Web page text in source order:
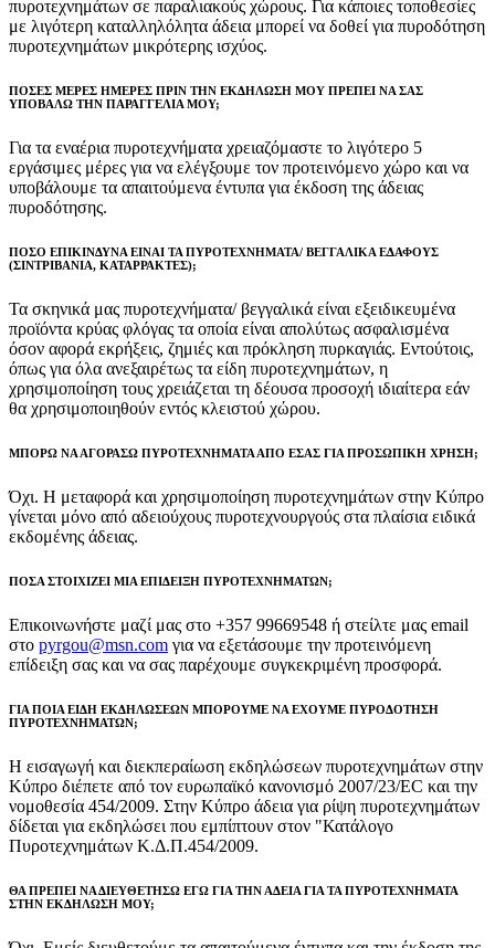
πυροτεχνημάτων σε παραλιακούς χώρους. Για κάποιες τοποθεσίες
με λιγότερη καταλληλόλητα άδεια μπορεί να δοθεί για πυροδότηση
πυροτεχνημάτων μικρότερης ισχύος.
ΠΟΣΕΣ ΜΕΡΕΣ ΗΜΕΡΕΣ ΠΡΙΝ ΤΗΝ ΕΚΔΗΛΩΣΗ ΜΟΥ ΠΡΕΠΕΙ ΝΑ ΣΑΣ
ΥΠΟΒΑΛΩ ΤΗΝ ΠΑΡΑΓΓΕΛΙΑ ΜΟΥ;
Για τα εναέρια πυροτεχνήματα χρειαζόμαστε το λιγότερο 5
εργάσιμες μέρες για να ελέγξουμε τον προτεινόμενο χώρο και να
υποβάλουμε τα απαιτούμενα έντυπα για έκδοση της άδειας
πυροδότησης.
ΠΟΣΟ ΕΠΙΚΙΝΔΥΝΑ ΕΙΝΑΙ ΤΑ ΠΥΡΟΤΕΧΝΗΜΑΤΑ/ ΒΕΓΓΑΛΙΚΑ ΕΔΑΦΟΥΣ
(ΣΙΝΤΡΙΒΑΝΙΑ, ΚΑΤΑΡΡΑΚΤΕΣ);
Τα σκηνικά μας πυροτεχνήματα/ βεγγαλικά είναι εξειδικευμένα
προϊόντα κρύας φλόγας τα οποία είναι απολύτως ασφαλισμένα
όσον αφορά εκρήξεις, ζημιές και πρόκληση πυρκαγιάς. Εντούτοις,
όπως για όλα ανεξαιρέτως τα είδη πυροτεχνημάτων, η
χρησιμοποίηση τους χρειάζεται τη δέουσα προσοχή ιδιαίτερα εάν
θα χρησιμοποιηθούν εντός κλειστού χώρου.
ΜΠΟΡΩ ΝΑ ΑΓΟΡΑΣΩ ΠΥΡΟΤΕΧΝΗΜΑΤΑ ΑΠΟ ΕΣΑΣ ΓΙΑ ΠΡΟΣΩΠΙΚΗ ΧΡΗΣΗ;
Όχι. Η μεταφορά και χρησιμοποίηση πυροτεχνημάτων στην Κύπρο
γίνεται μόνο από αδειούχους πυροτεχνουργούς στα πλαίσια ειδικά
εκδομένης άδειας.
ΠΟΣΑ ΣΤΟΙΧΙΖΕΙ ΜΙΑ ΕΠΙΔΕΙΞΗ ΠΥΡΟΤΕΧΝΗΜΑΤΩΝ;
Επικοινωνήστε μαζί μας στο +357 99669548 ή στείλτε μας email
στο pyrgou@msn.com για να εξετάσουμε την προτεινόμενη
επίδειξη σας και να σας παρέχουμε συγκεκριμένη προσφορά.
ΓΙΑ ΠΟΙΑ ΕΙΔΗ ΕΚΔΗΛΩΣΕΩΝ ΜΠΟΡΟΥΜΕ ΝΑ ΕΧΟΥΜΕ ΠΥΡΟΔΟΤΗΣΗ
ΠΥΡΟΤΕΧΝΗΜΑΤΩΝ;
Η εισαγωγή και διεκπεραίωση εκδηλώσεων πυροτεχνημάτων στην
Κύπρο διέπετε από τον ευρωπαϊκό κανονισμό 2007/23/EC και την
νομοθεσία 454/2009. Στην Κύπρο άδεια για ρίψη πυροτεχνημάτων
δίδεται για εκδηλώσει που εμπίπτουν στον "Κατάλογο
Πυροτεχνημάτων Κ.Δ.Π.454/2009.
ΘΑ ΠΡΕΠΕΙ ΝΑ ΔΙΕΥΘΕΤΗΣΩ ΕΓΩ ΓΙΑ ΤΗΝ ΑΔΕΙΑ ΓΙΑ ΤΑ ΠΥΡΟΤΕΧΝΗΜΑΤΑ
ΣΤΗΝ ΕΚΔΗΛΩΣΗ ΜΟΥ;